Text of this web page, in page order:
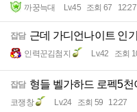
까꿍늑대 Lv.45 조회 67 12:27
잡담 근데 가디언나이트 인
인력꾼김첨지 Lv.42 조회
잡담 형들 벨가하드 로펙5천
코쟁창 Lv.24 조회 59 12:27